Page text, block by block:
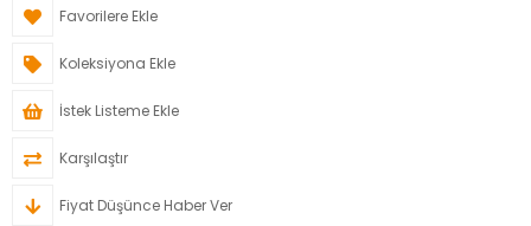
Favorilere Ekle
Koleksiyona Ekle
İstek Listeme Ekle
Karşılaştır
Fiyat Düşünce Haber Ver